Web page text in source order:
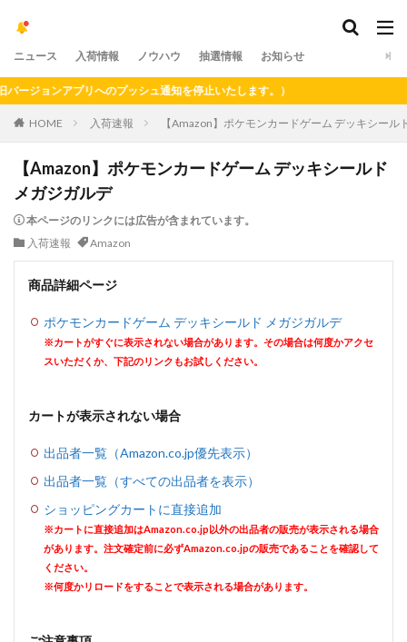
ニュース 入荷情報 ノウハウ 抽選情報 お知らせ
ンアプリへのプッシュ通知を停止いたします。）
HOME 入荷速報 【Amazon】ポケモンカードゲーム デッキシール
【Amazon】ポケモンカードゲーム デッキシールド
メガジガルデ
本ページのリンクには広告が含まれています。
入荷速報
Amazon
商品詳細ページ
ポケモンカードゲーム デッキシールド メガジガルデ
※カートがすぐに表示されない場合があります。その場合は何度かアクセ
スいただくか、下記のリンクもお試しください。
カートが表示されない場合
出品者一覧（Amazon.co.jp優先表示）
出品者一覧（すべての出品者を表示）
ショッピングカートに直接追加
※カートに直接追加はAmazon.co.jp以外の出品者の販売が表示される場合
があります。注文確定前に必ずAmazon.co.jpの販売であることを確認して
ください。
※何度かリロードをすることで表示される場合があります。